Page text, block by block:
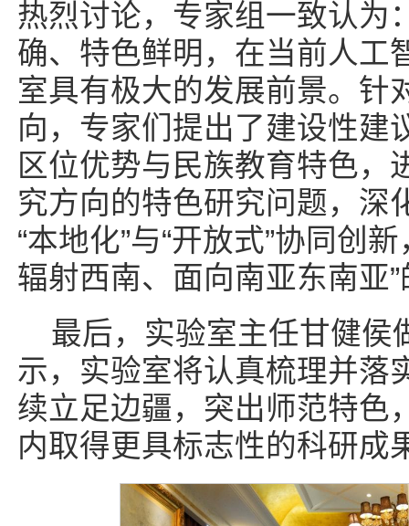
热烈讨论，专家组一致认为
确、特色鲜明，在当前人工
室具有极大的发展前景。针
向，专家们提出了建设性建
区位优势与民族教育特色，
究方向的特色研究问题，深
“本地化”与“开放式”协同创
辐射西南、面向南亚东南亚
最后，实验室主任甘健侯
示，实验室将认真梳理并落
续立足边疆，突出师范特色
内取得更具标志性的科研成